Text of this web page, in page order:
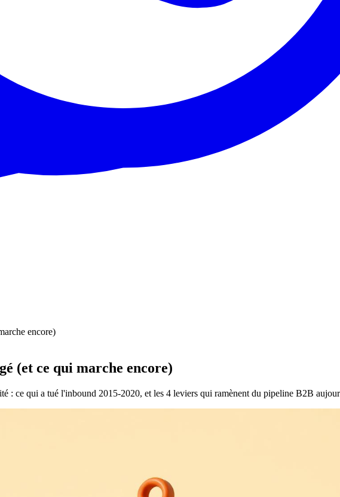
encore)
(et ce qui marche encore)
: ce qui a tué l'inbound 2015-2020, et les 4 leviers qui ramènent du pipeline B2B